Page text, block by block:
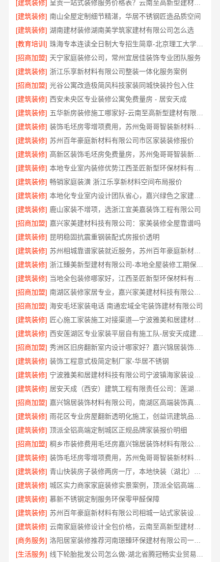
[建筑装修]
呈贡一站式装修服务价格表？云南至高新型建材有限公司
[建筑装修] 南山全屋定制细节精湛，华居不锈钢匠造品质空间
[建筑装修] 湖南建材装修湖南美学筑家建材有限公司怎么选
[教育培训]
珠海专本连读全日制大专招生简章-北京理工大学珠海学院继续教育学院
[招商加盟] 天宁家庭装修公司，常州宜居佳装饰专业团队服务
[建筑装修] 浙江乐享新材料有限公司整装一体化服务案例
[招商加盟] 光谷公寓改造极简风科技家装同城快装拎包入住
[建筑装修] 西安未央区专业装修公寓免费量房 - 居安天成
[建筑装修]
[建筑装修]
装饰毛坯房零增项费用，苏州兔哥哥智装新材料有限公司
[建筑装修] 苏州百年豪庭新材料有限公司市区家装装修报价
[建筑装修]
高新区装饰毛坯房免费量房，苏州兔哥哥智装新材料有限公司贴心前期服务
[建筑装修]
[建筑装修] 畅销家庭装潢 浙江乐享新材料空间布局报价
[建筑装修]
本地化专业室内设计团队省心，嘉兴绿色之家建材科技有限公司
[建筑装修] 鹿山家装不增项，选浙江宜美嘉装饰工程有限公司
[招商加盟] 嘉兴家美建材科技有限公司：家美装修全屋靠谱吗
[建筑装修] 昆明稳固抗震重钢装配式房报价透明
[建筑装修]
苏州相城靠谱家装就近服务，苏州百年豪庭新材料有限公司品质装修
[建筑装修]
浙江臻美新型建材有限公司-本地全屋装修工期保障大平层
[建筑装修]
[招商加盟]
南湖区装修家居专业，嘉兴家美建材科技有限公司品质保障
[招商加盟] 海安毛坯家装电话 南通宏域全宅装饰建材有限公司
[建筑装修]
匠心施工家装施工对接渠道—宁波雅美和居建材科技有限公司
[建筑装修]
西安莲湖区专业家装平层自有施工队-居安天成建筑工程
[招商加盟]
秀洲区旧房翻新室内设计哪家好？嘉兴锦居装饰材料有限公司靠谱
[建筑装修] 装饰工程意式极简定制厂家-华居不锈钢
[建筑装修]
宁波雅美和居建材科技有限公司宁波镇海家装设计合作联系方式
[建筑装修]
[招商加盟]
嘉兴锦居装饰材料有限公司，南湖区高端装饰真实评测
[建筑装修]
[建筑装修] 顶派全铝高端定制城区正规品牌家装报价明细
[招商加盟]
桐乡市装修费用毛坯房嘉兴锦居装饰材料有限公司闭口合同透明报价
[建筑装修]
装饰毛坯房零增项费用，苏州兔哥哥智装新材料透明预算无套路
[建筑装修]
[建筑装修]
城区实力商家家庭装修实景案例，顶派全铝高端定制
[建筑装修] 慕新不锈钢定制服务环保零甲醛保障
[建筑装修]
苏州百年豪庭新材料有限公司相城一站式家装设计价
[建筑装修]
云南家庭装修设计全包价格，云南至高新型建材有限公司
[商务服务]
洛阳居室装修推荐河南璟臻环保建材有限公司一站式服务
[生活服务]